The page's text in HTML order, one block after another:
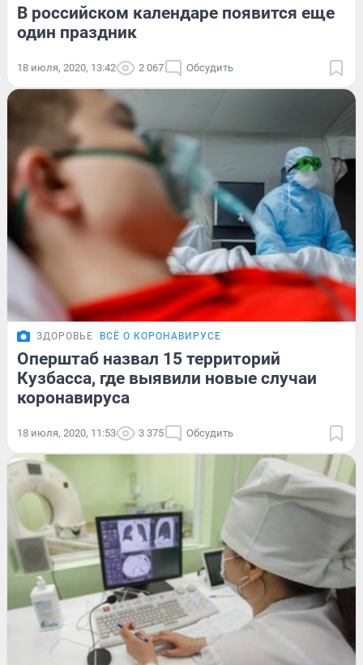
В российском календаре появится еще
один праздник
18 июля, 2020, 13:42 2 067 Обсудить
ЗДОРОВЬЕ ВСЁ О КОРОНАВИРУСЕ
Оперштаб назвал 15 территорий
Кузбасса, где выявили новые случаи
коронавируса
18 июля, 2020, 11:53 3 375 Обсудить